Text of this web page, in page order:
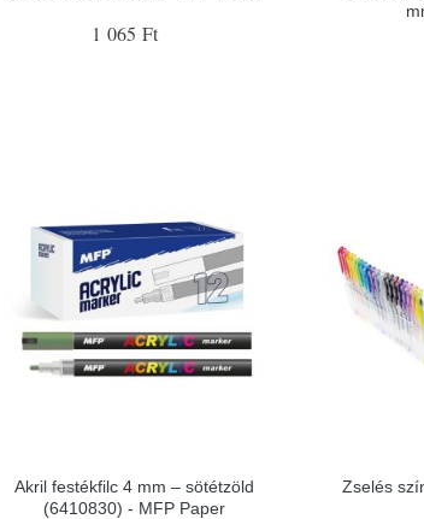
1 065 Ft
Akril festékfilc 4 mm – sötétzöld
(6410830) - MFP Paper
Zselés